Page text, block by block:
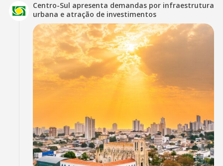
Centro-Sul apresenta demandas por infraestrutura
urbana e atração de investimentos